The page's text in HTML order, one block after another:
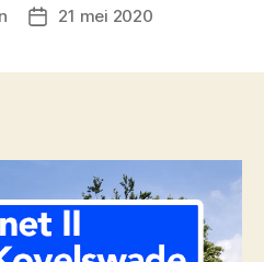
Berichtdatum
21 mei 2020